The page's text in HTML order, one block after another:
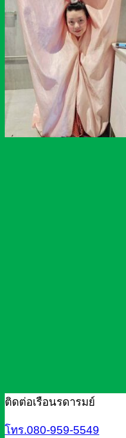
ติดต่อเรือนรดารมย์
โทร.080-959-5549